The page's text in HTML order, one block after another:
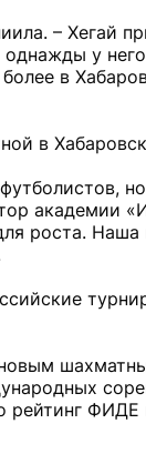
– Хегай
у
в
в
академии
роста. Наша
рейтинг